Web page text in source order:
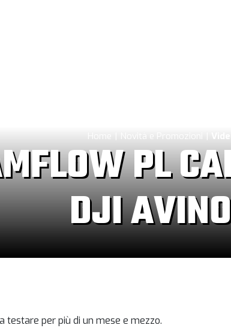
Home Novità e Promozioni
PL
DJI
per più di un mese e mezzo.